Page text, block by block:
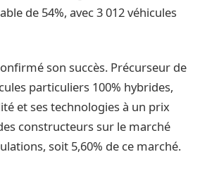
de 54%, avec 3 012 véhicules
son succès. Précurseur de
particuliers 100% hybrides,
et ses technologies à un prix
constructeurs sur le marché
soit 5,60% de ce marché.